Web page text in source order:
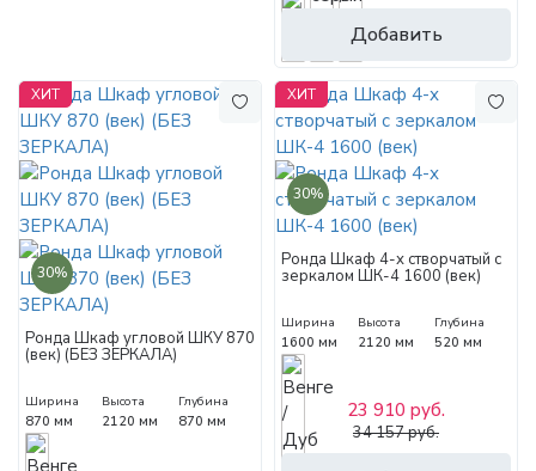
Добавить
ХИТ
30%
Ронда Шкаф угловой ШКУ 870
(век) (БЕЗ ЗЕРКАЛА)
Ширина
870 мм
Высота
2120 мм
Глубина
870 мм
ХИТ
30%
Ронда Шкаф 4-х створчатый с
зеркалом ШК-4 1600 (век)
Ширина
1600 мм
Высота
2120 мм
Глубина
520 мм
23 910 руб.
34 157 руб.